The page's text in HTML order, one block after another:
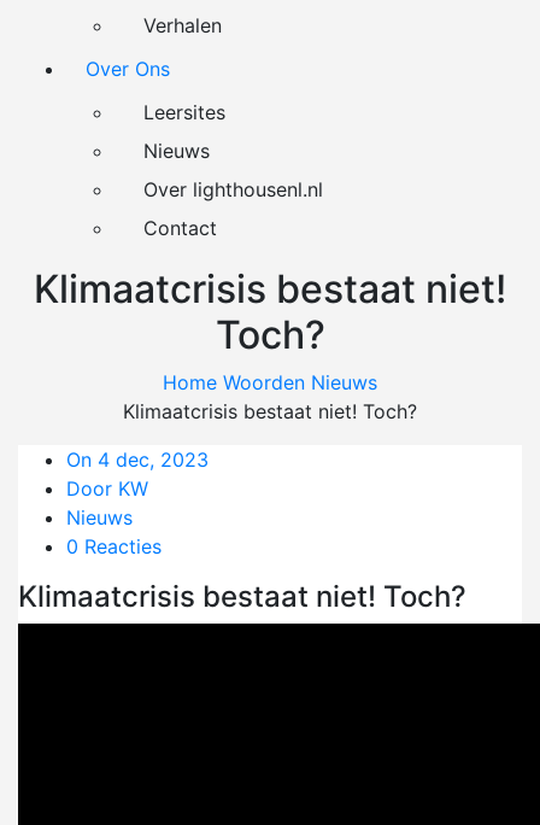
Verhalen
Over Ons
Leersites
Nieuws
Over lighthousenl.nl
Contact
Klimaatcrisis bestaat niet!
Toch?
Home Woorden Nieuws
Klimaatcrisis bestaat niet! Toch?
On 4 dec, 2023
Door KW
Nieuws
0 Reacties
Klimaatcrisis bestaat niet! Toch?